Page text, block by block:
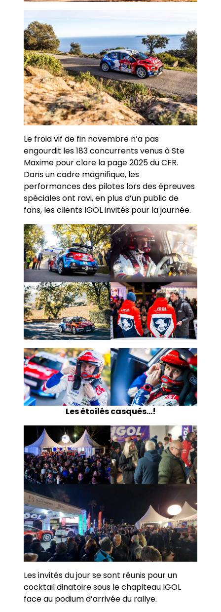
Le froid vif de fin novembre n’a pas
engourdit les 183 concurrents venus à Ste
Maxime pour clore la page 2025 du CFR.
Dans un cadre magnifique, les
performances des pilotes lors des épreuves
spéciales ont ravi, en plus d’un public de
fans, les clients IGOL invités pour la journée.
Les étoilés casqués…!
Les invités du jour se sont réunis pour un
cocktail dinatoire sous le chapiteau IGOL
face au podium d’arrivée du rallye.